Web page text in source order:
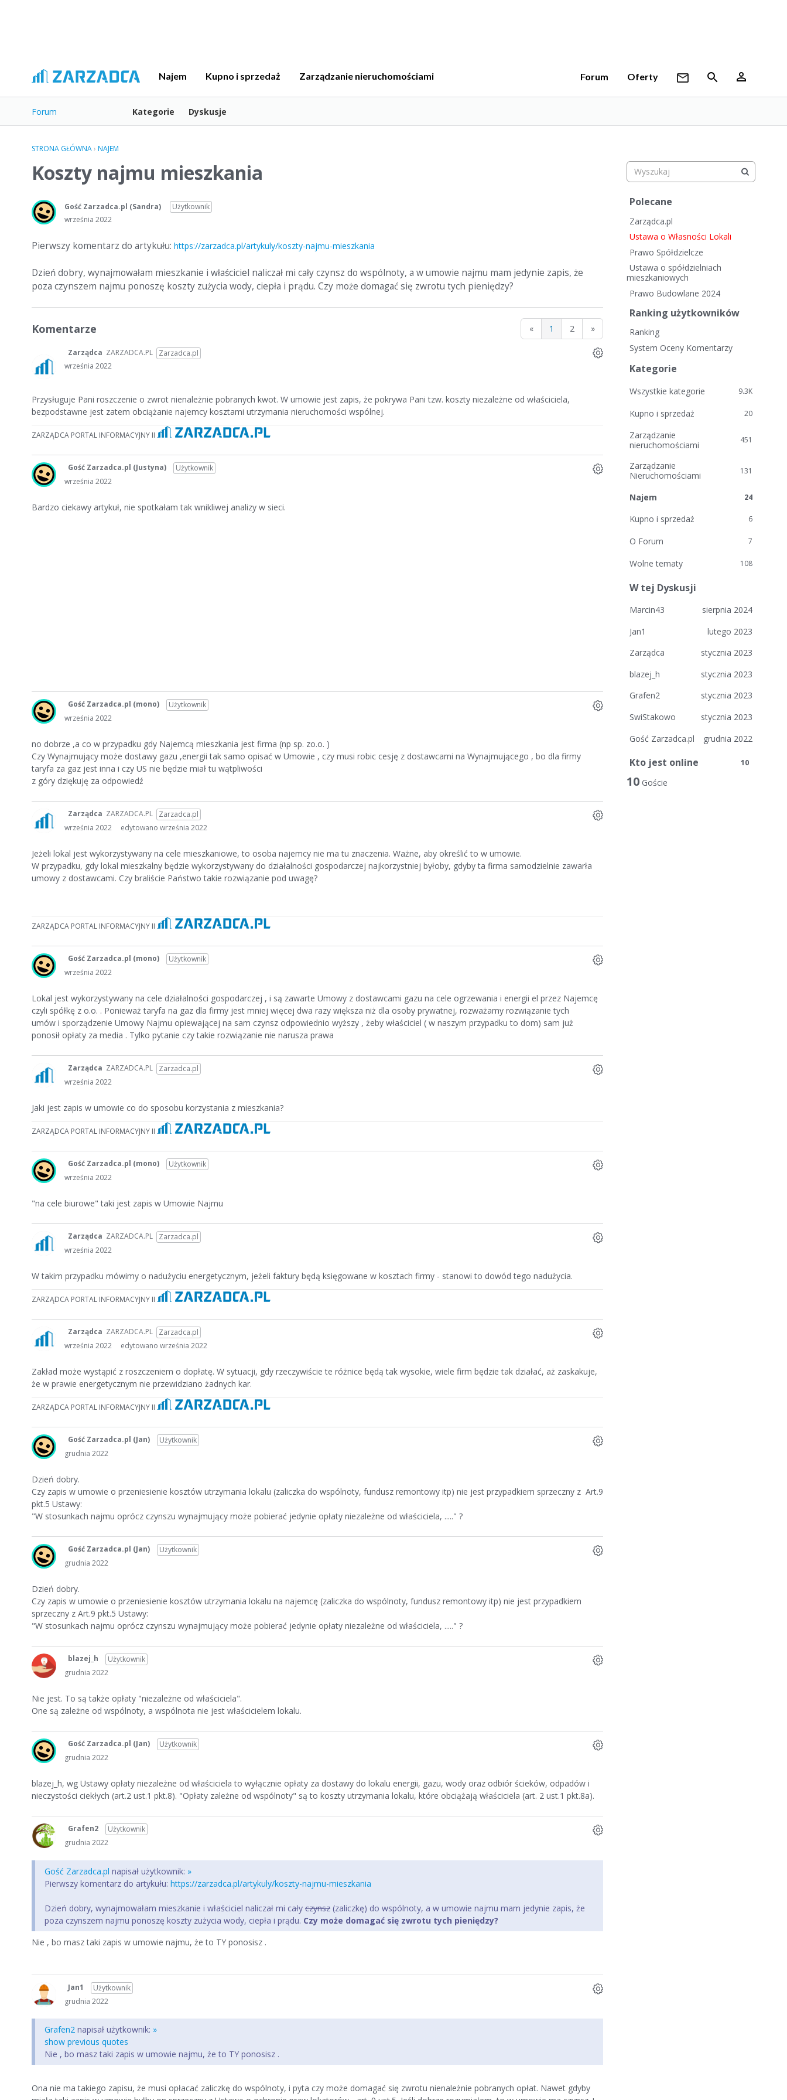
Najem Kupno i sprzedaż Zarządzanie nieruchomościami Forum Oferty
Forum Kategorie Dyskusje
STRONA GŁÓWNA› NAJEM
Koszty najmu mieszkania
Gość Zarzadca.pl (Sandra)
Użytkownik
września 2022
Pierwszy komentarz do artykułu: https://zarzadca.pl/artykuly/koszty-najmu-mieszkania
Dzień dobry, wynajmowałam mieszkanie i właściciel naliczał mi cały czynsz do wspólnoty, a w umowie najmu mam jedynie zapis, że
poza czynszem najmu ponoszę koszty zużycia wody, ciepła i prądu. Czy może domagać się zwrotu tych pieniędzy?
« 1 2 »
Komentarze
Zarządca Zarzadca.pl
ZARZADCA.PL
września 2022
Przysługuje Pani roszczenie o zwrot nienależnie pobranych kwot. W umowie jest zapis, że pokrywa Pani tzw. koszty niezależne od właściciela,
bezpodstawne jest zatem obciążanie najemcy kosztami utrzymania nieruchomości wspólnej.
ZARZĄDCA PORTAL INFORMACYJNY II
Gość Zarzadca.pl (Justyna)
Użytkownik
września 2022
Bardzo ciekawy artykuł, nie spotkałam tak wnikliwej analizy w sieci.
Gość Zarzadca.pl (mono)
Użytkownik
września 2022
no dobrze ,a co w przypadku gdy Najemcą mieszkania jest firma (np sp. zo.o. )
Czy Wynajmujący może dostawy gazu ,energii tak samo opisać w Umowie , czy musi robic cesję z dostawcami na Wynajmującego , bo dla firmy
taryfa za gaz jest inna i czy US nie będzie miał tu wątpliwości
z góry dziękuję za odpowiedź
Zarządca Zarzadca.pl
ZARZADCA.PL
września 2022
edytowano września 2022
Jeżeli lokal jest wykorzystywany na cele mieszkaniowe, to osoba najemcy nie ma tu znaczenia. Ważne, aby określić to w umowie.
W przypadku, gdy lokal mieszkalny będzie wykorzystywany do działalności gospodarczej najkorzystniej byłoby, gdyby ta firma samodzielnie zawarła
umowy z dostawcami. Czy braliście Państwo takie rozwiązanie pod uwagę?
ZARZĄDCA PORTAL INFORMACYJNY II
Gość Zarzadca.pl (mono)
Użytkownik
września 2022
Lokal jest wykorzystywany na cele działalności gospodarczej , i są zawarte Umowy z dostawcami gazu na cele ogrzewania i energii el przez Najemcę
czyli spółkę z o.o. . Ponieważ taryfa na gaz dla firmy jest mniej więcej dwa razy większa niż dla osoby prywatnej, rozważamy rozwiązanie tych
umów i sporządzenie Umowy Najmu opiewającej na sam czynsz odpowiednio wyższy , żeby właściciel ( w naszym przypadku to dom) sam już
ponosił opłaty za media . Tylko pytanie czy takie rozwiązanie nie narusza prawa
Zarządca Zarzadca.pl
ZARZADCA.PL
września 2022
Jaki jest zapis w umowie co do sposobu korzystania z mieszkania?
ZARZĄDCA PORTAL INFORMACYJNY II
Gość Zarzadca.pl (mono)
Użytkownik
września 2022
"na cele biurowe" taki jest zapis w Umowie Najmu
Zarządca Zarzadca.pl
ZARZADCA.PL
września 2022
W takim przypadku mówimy o nadużyciu energetycznym, jeżeli faktury będą księgowane w kosztach firmy - stanowi to dowód tego nadużycia.
ZARZĄDCA PORTAL INFORMACYJNY II
Zarządca Zarzadca.pl
ZARZADCA.PL
września 2022
edytowano września 2022
Zakład może wystąpić z roszczeniem o dopłatę. W sytuacji, gdy rzeczywiście te różnice będą tak wysokie, wiele firm będzie tak działać, aż zaskakuje,
że w prawie energetycznym nie przewidziano żadnych kar.
ZARZĄDCA PORTAL INFORMACYJNY II
Gość Zarzadca.pl (Jan)
Użytkownik
grudnia 2022
Dzień dobry.
Czy zapis w umowie o przeniesienie kosztów utrzymania lokalu (zaliczka do wspólnoty, fundusz remontowy itp) nie jest przypadkiem sprzeczny z Art.9
pkt.5 Ustawy:
"W stosunkach najmu oprócz czynszu wynajmujący może pobierać jedynie opłaty niezależne od właściciela, ....." ?
Gość Zarzadca.pl (Jan)
Użytkownik
grudnia 2022
Dzień dobry.
Czy zapis w umowie o przeniesienie kosztów utrzymania lokalu na najemcę (zaliczka do wspólnoty, fundusz remontowy itp) nie jest przypadkiem
sprzeczny z Art.9 pkt.5 Ustawy:
"W stosunkach najmu oprócz czynszu wynajmujący może pobierać jedynie opłaty niezależne od właściciela, ....." ?
blazej_h
Użytkownik
grudnia 2022
Nie jest. To są także opłaty "niezależne od właściciela".
One są zależne od wspólnoty, a wspólnota nie jest właścicielem lokalu.
Gość Zarzadca.pl (Jan)
Użytkownik
grudnia 2022
blazej_h, wg Ustawy opłaty niezależne od właściciela to wyłącznie opłaty za dostawy do lokalu energii, gazu, wody oraz odbiór ścieków, odpadów i
nieczystości ciekłych (art.2 ust.1 pkt.8). "Opłaty zależne od wspólnoty" są to koszty utrzymania lokalu, które obciążają właściciela (art. 2 ust.1 pkt.8a).
Grafen2
Użytkownik
grudnia 2022
Gość Zarzadca.pl napisał użytkownik: »
Pierwszy komentarz do artykułu: https://zarzadca.pl/artykuly/koszty-najmu-mieszkania
Dzień dobry, wynajmowałam mieszkanie i właściciel naliczał mi cały czynsz (zaliczkę) do wspólnoty, a w umowie najmu mam jedynie zapis, że
poza czynszem najmu ponoszę koszty zużycia wody, ciepła i prądu. Czy może domagać się zwrotu tych pieniędzy?
Nie , bo masz taki zapis w umowie najmu, że to TY ponosisz .
Jan1
Użytkownik
grudnia 2022
Grafen2 napisał użytkownik: »
show previous quotes
Nie , bo masz taki zapis w umowie najmu, że to TY ponosisz .
Ona nie ma takiego zapisu, że musi opłacać zaliczkę do wspólnoty, i pyta czy może domagać się zwrotu nienależnie pobranych opłat. Nawet gdyby
S
y
b
k
e
n
k
Polecane
Zarządca.pl
Ustawa o Własności Lokali
Prawo Spółdzielcze
Ustawa o spółdzielniach
mieszkaniowych
Prawo Budowlane 2024
Ranking użytkowników
Ranking
System Oceny Komentarzy
Kategorie
9.3K
Wszystkie kategorie
20
Kupno i sprzedaż
451
Zarządzanie
nieruchomościami
131
Zarządzanie
Nieruchomościami
24
Najem
6
Kupno i sprzedaż
7
O Forum
108
Wolne tematy
W tej Dyskusji
sierpnia 2024
Marcin43
lutego 2023
Jan1
stycznia 2023
Zarządca
stycznia 2023
blazej_h
stycznia 2023
Grafen2
stycznia 2023
SwiStakowo
grudnia 2022
Gość Zarzadca.pl
Kto jest online 10
10 Goście